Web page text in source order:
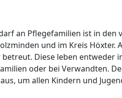
an Pflegefamilien ist in den
und im Kreis
Diese leben entweder
oder bei Verwandten.
um allen Kindern und